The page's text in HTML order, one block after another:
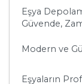
Eşya
Güvende,
Modern ve
Eşyaların